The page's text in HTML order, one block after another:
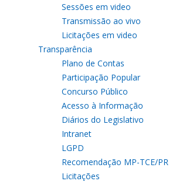
Sessões em video
Transmissão ao vivo
Licitações em video
Transparência
Plano de Contas
Participação Popular
Concurso Público
Acesso à Informação
Diários do Legislativo
Intranet
LGPD
Recomendação MP-TCE/PR
Licitações